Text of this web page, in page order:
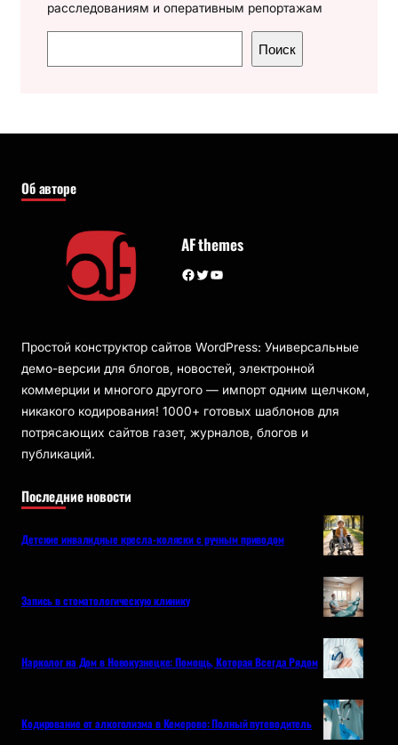
расследованиям и оперативным репортажам
о
к
Поиск
Об авторе
AF themes
Facebook Twitter YouTube
Простой конструктор сайтов WordPress: Универсальные
демо-версии для блогов, новостей, электронной
коммерции и многого другого — импорт одним щелчком,
никакого кодирования! 1000+ готовых шаблонов для
потрясающих сайтов газет, журналов, блогов и
публикаций.
Последние новости
Детские инвалидные кресла-коляски с ручным приводом
Запись в стоматологическую клинику
Нарколог на Дом в Новокузнецке: Помощь, Которая Всегда Рядом
Кодирование от алкоголизма в Кемерово: Полный путеводитель